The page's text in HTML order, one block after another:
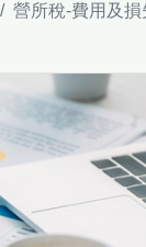
營所稅-費用及損